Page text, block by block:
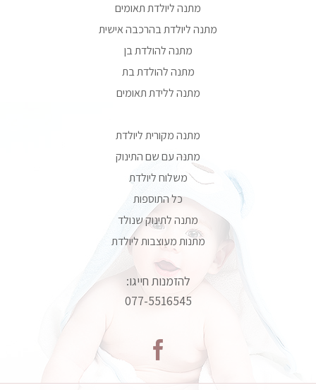
מתנה ליולדת תאומים
מתנה ליולדת בהרכבה אישית
מתנה להולדת בן
מתנה להולדת בת
מתנה ללידת תאומים
מתנה מקורית ליולדת
מתנה עם שם התינוק
משלוח ליולדת
כל התוספות
מתנה לתינוק שנולד
מתנות מעוצבות ליולדת
להזמנות חייגו:
077-5516545